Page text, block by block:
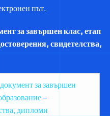
път.
за завършен клас, етап
свидетелства,
за завършен
–
дипломи